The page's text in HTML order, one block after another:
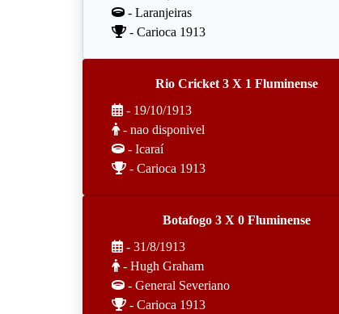
- Laranjeiras
- Carioca 1913
Rio Cricket 3 X 1 Fluminense
- 19/10/1913
- nao disponivel
- Icaraí
- Carioca 1913
Botafogo 3 X 0 Fluminense
- 31/8/1913
- Hugh Graham
- General Severiano
- Carioca 1913